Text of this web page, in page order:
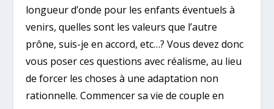
longueur d’onde pour les enfants éventuels à
venirs, quelles sont les valeurs que l’autre
prône, suis-je en accord, etc…? Vous devez donc
vous poser ces questions avec réalisme, au lieu
de forcer les choses à une adaptation non
rationnelle. Commencer sa vie de couple en